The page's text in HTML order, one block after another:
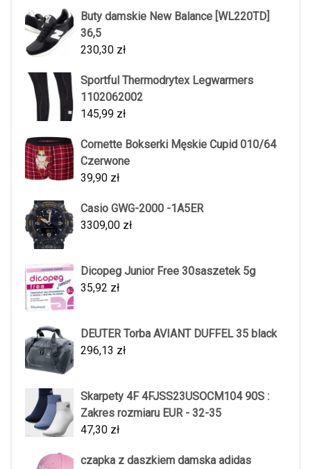
Buty damskie New Balance [WL220TD]
36,5
230,30 zł
Sportful Thermodrytex Legwarmers
1102062002
145,99 zł
Cornette Bokserki Męskie Cupid 010/64
Czerwone
39,90 zł
Casio GWG-2000 -1A5ER
3309,00 zł
Dicopeg Junior Free 30saszetek 5g
35,92 zł
DEUTER Torba AVIANT DUFFEL 35 black
296,13 zł
Skarpety 4F 4FJSS23USOCM104 90S :
Zakres rozmiaru EUR - 32-35
47,30 zł
czapka z daszkiem damska adidas